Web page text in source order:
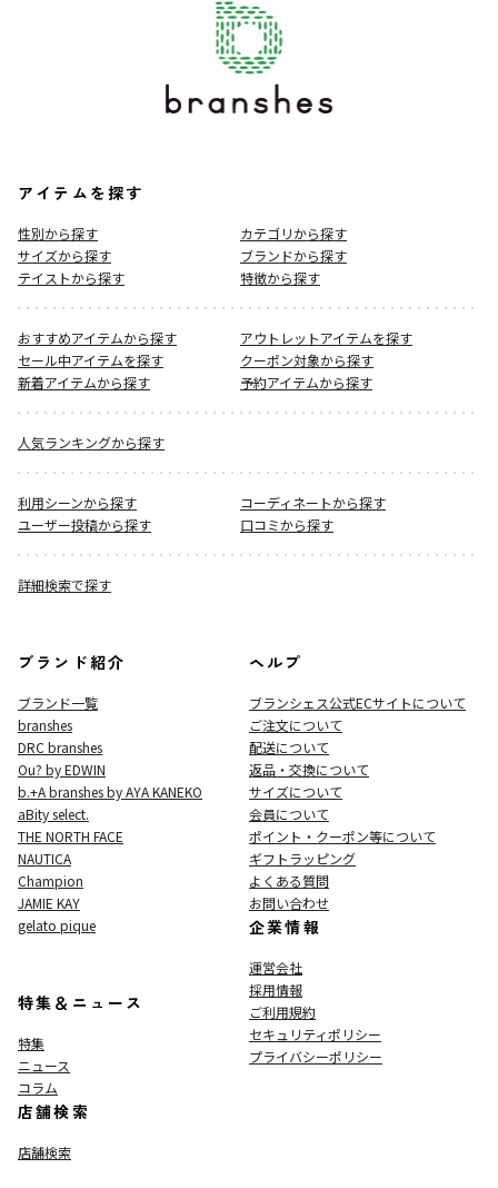
アイテムを探す
性別から探す
カテゴリから探す
サイズから探す
ブランドから探す
テイストから探す
特徴から探す
おすすめアイテムから探す
アウトレットアイテムを探す
セール中アイテムを探す
クーポン対象から探す
新着アイテムから探す
予約アイテムから探す
人気ランキングから探す
利用シーンから探す
コーディネートから探す
ユーザー投稿から探す
口コミから探す
詳細検索で探す
ブランド紹介
ブランド一覧
branshes
DRC branshes
Ou? by EDWIN
b.+A branshes by AYA KANEKO
aBity select.
THE NORTH FACE
NAUTICA
Champion
JAMIE KAY
gelato pique
特集＆ニュース
特集
ニュース
コラム
店舗検索
店舗検索
ヘルプ
ブランシェス公式ECサイトについて
ご注文について
配送について
返品・交換について
サイズについて
会員について
ポイント・クーポン等について
ギフトラッピング
よくある質問
お問い合わせ
企業情報
運営会社
採用情報
ご利用規約
セキュリティポリシー
プライバシーポリシー